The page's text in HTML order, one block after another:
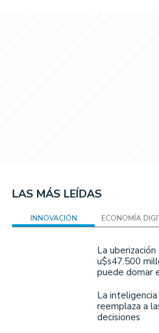
LAS MÁS LEÍDAS
INNOVACIÓN ECONOMÍA
La
u$s47.500
puede domar
La
reemplaza a
decisiones